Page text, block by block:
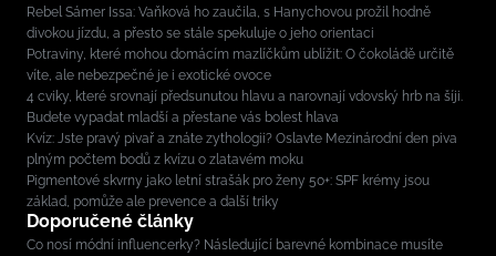
Rebel Sámer Issa: Vaňková ho zaučila, s Hanychovou prožil hodně
divokou jízdu, a přesto se stále spekuluje o jeho orientaci
Potraviny, které mohou domácím mazlíčkům ublížit: O čokoládě určitě
víte, ale nebezpečné je i exotické ovoce
4 cviky, které srovnají předsunutou hlavu a narovnají vdovský hrb na šíji.
Budete vypadat mladší a přestane vás bolest hlava
Kvíz: Jste pravý pivař a znáte zythologii? Oslavte Mezinárodní den piva
plným počtem bodů z kvízu o zlatavém moku
Pigmentové skvrny jako letní strašák pro ženy 50+: SPF krémy jsou
základ, pomůže ale prevence a další triky
Doporučené články
Co nosí módní influencerky? Následující barevné kombinace musíte